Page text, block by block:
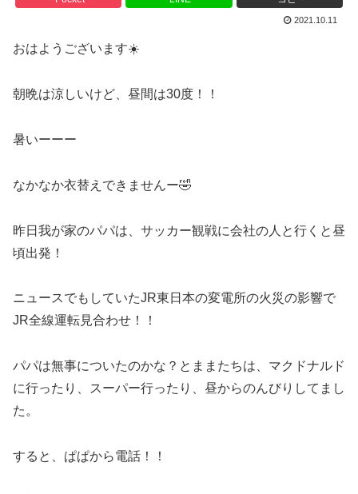
2021.10.11
おはようございます☀️
朝晩は涼しいけど、昼間は30度！！
暑いーーー
なかなか衣替えできませんー🤣
昨日我が家のパパは、サッカー観戦に会社の人と行くと昼
頃出発！
ニュースでもしていたJR東日本の変電所の火災の影響で
JR全線運転見合わせ！！
パパは無事についたのかな？とままたちは、マクドナルド
に行ったり、スーパー行ったり、昼からのんびりしてまし
た。
すると、ぱぱから電話！！